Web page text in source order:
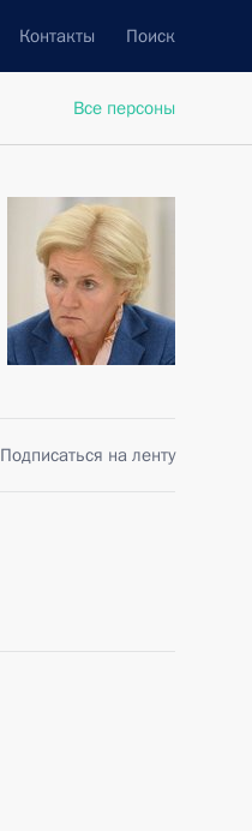
Контакты Поиск
Все персоны
Подписаться на ленту